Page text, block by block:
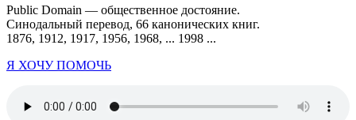
Public Domain — общественное достояние.
Синодальный перевод, 66 канонических книг.
1876, 1912, 1917, 1956, 1968, ... 1998 ...
Я ХОЧУ ПОМОЧЬ